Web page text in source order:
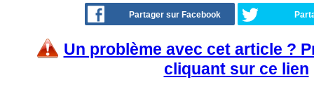
Partager sur Facebook
Un problème avec cet article ?
cliquant sur ce lien